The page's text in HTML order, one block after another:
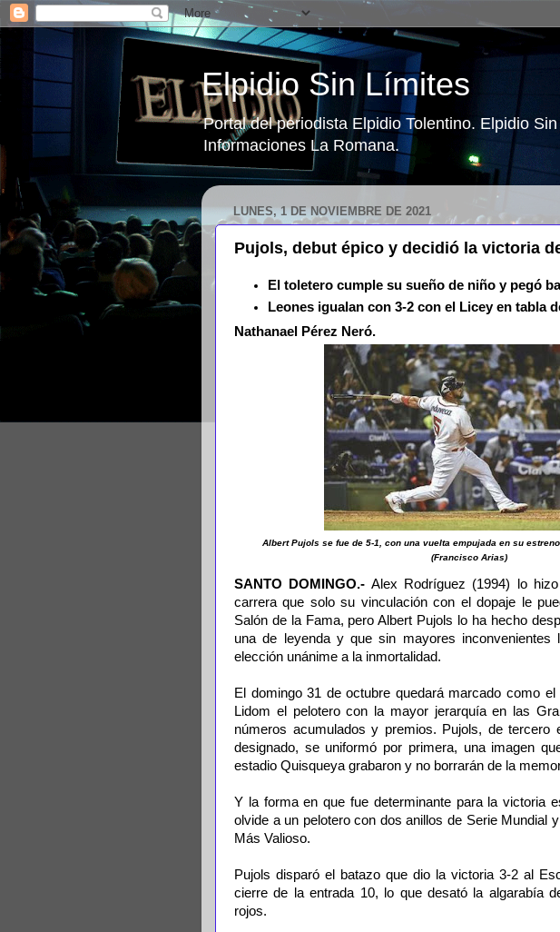
Elpidio Sin Límites
Portal del periodista Elpidio Tolentino. Elpidio
Informaciones La Romana.
LUNES, 1 DE NOVIEMBRE DE 2021
Pujols, debut épico y decidió la victoria
El toletero cumple su sueño de niño y pegó
Leones igualan con 3-2 con el Licey en tabla
Nathanael Pérez Neró.
Albert Pujols se fue de 5-1, con una vuelta empujada en su
(Francisco Arias)
SANTO DOMINGO.-Alex Rodríguez (1994) lo
carrera que solo su vinculación con el dopaje le
Salón de la Fama, pero Albert Pujols lo ha hecho
una de leyenda y que sin mayores inconvenientes
elección unánime a la inmortalidad.
El domingo 31 de octubre quedará marcado como
Lidom el pelotero con la mayor jerarquía en las
números acumulados y premios. Pujols, de tercero
designado, se uniformó por primera, una imagen
estadio Quisqueya grabaron y no borrarán de la
Y la forma en que fue determinante para la victoria
olvide a un pelotero con dos anillos de Serie Mundial
Más Valioso.
Pujols disparó el batazo que dio la victoria 3-2 al
cierre de la entrada 10, lo que desató la algarabía
rojos.